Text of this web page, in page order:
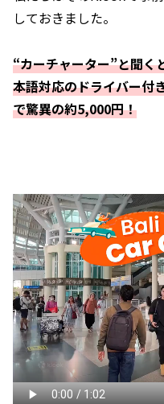
しておきました。
“カーチャーター”と聞く
本語対応のドライバー付
で驚異の約5,000円！